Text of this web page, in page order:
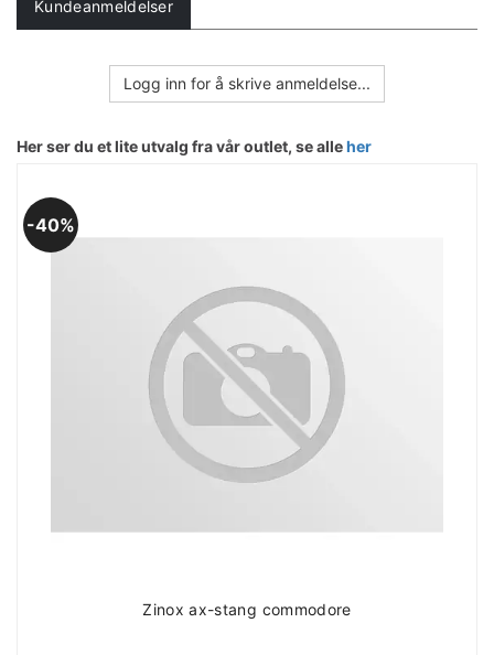
Kundeanmeldelser
Logg inn for å skrive anmeldelse...
Her ser du et lite utvalg fra vår outlet, se alleher
40%
Zinox ax-stang commodore